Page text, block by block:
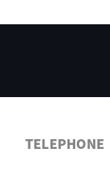
TELEPHONE